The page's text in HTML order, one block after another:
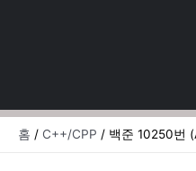
너
홈 C++/CPP 백준 10250번